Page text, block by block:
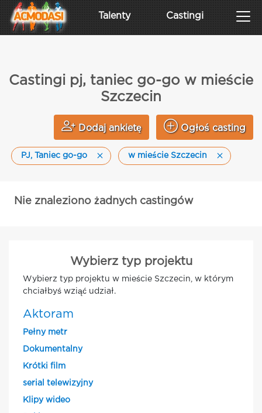
Talenty Castingi
Castingi pj, taniec go-go w mieście
Szczecin
Dodaj ankietę Ogłoś casting
PJ, Taniec go-go w mieście Szczecin
Nie znaleziono żadnych castingów
Wybierz typ projektu
Wybierz typ projektu w mieście Szczecin, w którym
chciałbyś wziąć udział.
Aktoram
Pełny metr
Dokumentalny
Krótki film
serial telewizyjny
Klipy wideo